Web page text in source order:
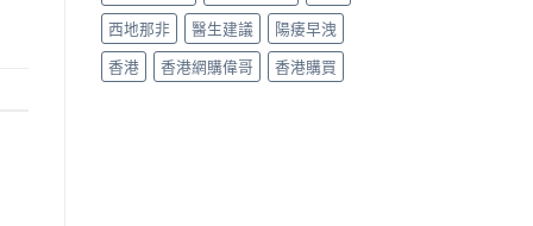
西地那非
醫生建議
陽痿早洩
香港
香港網購偉哥 香港購買